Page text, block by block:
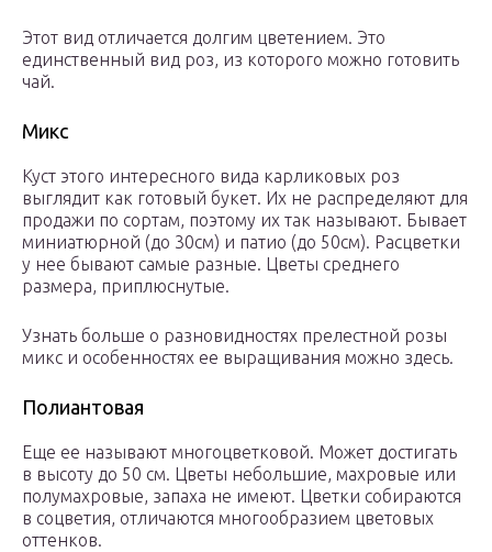
Этот вид отличается долгим цветением. Это
единственный вид роз, из которого можно готовить
чай.
Микс
Куст этого интересного вида карликовых роз
выглядит как готовый букет. Их не распределяют для
продажи по сортам, поэтому их так называют. Бывает
миниатюрной (до 30см) и патио (до 50см). Расцветки
у нее бывают самые разные. Цветы среднего
размера, приплюснутые.
Узнать больше о разновидностях прелестной розы
микс и особенностях ее выращивания можно здесь.
Полиантовая
Еще ее называют многоцветковой. Может достигать
в высоту до 50 см. Цветы небольшие, махровые или
полумахровые, запаха не имеют. Цветки собираются
в соцветия, отличаются многообразием цветовых
оттенков.